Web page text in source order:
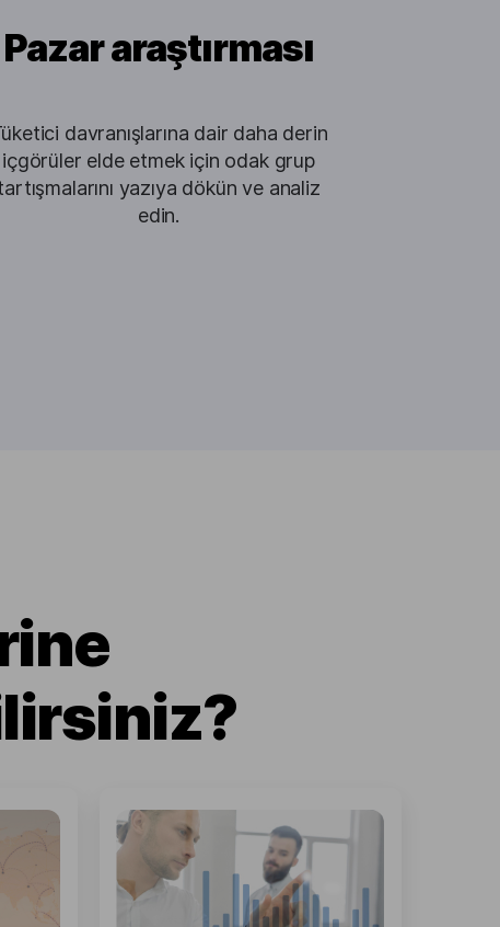
Pazar araştırması
davranışlarına dair daha derin
içgörüler elde etmek için odak grup
yazıya dökün ve analiz
edin.